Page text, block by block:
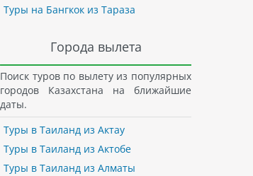
Туры на Бангкок из Тараза
Города вылета
Поиск туров по вылету из популярных
городов Казахстана на ближайшие
даты.
Туры в Таиланд из Актау
Туры в Таиланд из Актобе
Туры в Таиланд из Алматы